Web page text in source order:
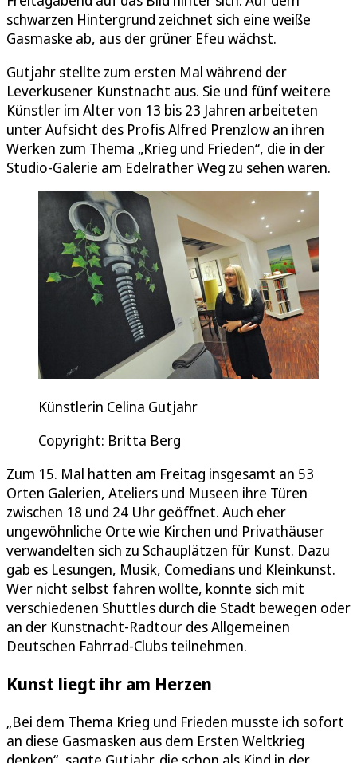
schwarzen Hintergrund zeichnet sich eine weiße
Gasmaske ab, aus der grüner Efeu wächst.
Gutjahr stellte zum ersten Mal während der
Leverkusener Kunstnacht aus. Sie und fünf weitere
Künstler im Alter von 13 bis 23 Jahren arbeiteten
unter Aufsicht des Profis Alfred Prenzlow an ihren
Werken zum Thema „Krieg und Frieden“, die in der
Studio-Galerie am Edelrather Weg zu sehen waren.
Künstlerin Celina Gutjahr
Copyright: Britta Berg
Zum 15. Mal hatten am Freitag insgesamt an 53
Orten Galerien, Ateliers und Museen ihre Türen
zwischen 18 und 24 Uhr geöffnet. Auch eher
ungewöhnliche Orte wie Kirchen und Privathäuser
verwandelten sich zu Schauplätzen für Kunst. Dazu
gab es Lesungen, Musik, Comedians und Kleinkunst.
Wer nicht selbst fahren wollte, konnte sich mit
verschiedenen Shuttles durch die Stadt bewegen oder
an der Kunstnacht-Radtour des Allgemeinen
Deutschen Fahrrad-Clubs teilnehmen.
Kunst liegt ihr am Herzen
„Bei dem Thema Krieg und Frieden musste ich sofort
an diese Gasmasken aus dem Ersten Weltkrieg